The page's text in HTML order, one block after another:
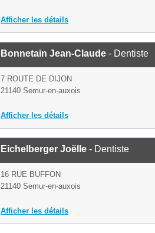
Afficher les détails
Bonnetain Jean-Claude - Dentiste
7 ROUTE DE DIJON
21140 Semur-en-auxois
Afficher les détails
Eichelberger Joëlle - Dentiste
16 RUE BUFFON
21140 Semur-en-auxois
Afficher les détails